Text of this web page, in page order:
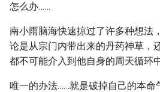
怎么办……
南小雨脑海快速掠过了许多种想法
论是从宗门内带出来的丹药神草，
都不可能介入到他自身的周天循环
唯一的办法……就是破掉自己的本命